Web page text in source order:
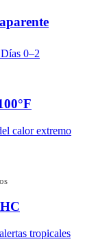
0–2
calor extremo
tropicales